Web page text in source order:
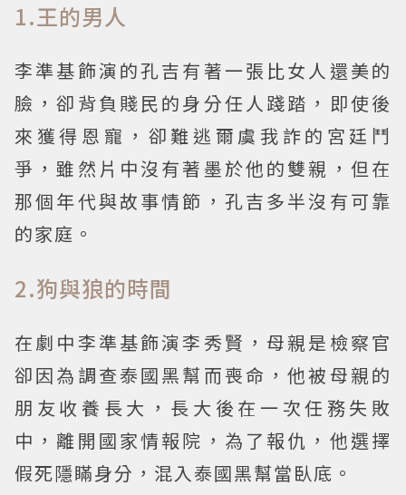
1.王的男人
李準基飾演的孔吉有著一張比女人還美的
臉，卻背負賤民的身分任人踐踏，即使後
來獲得恩寵，卻難逃爾虞我詐的宮廷鬥
爭，雖然片中沒有著墨於他的雙親，但在
那個年代與故事情節，孔吉多半沒有可靠
的家庭。
2.狗與狼的時間
在劇中李準基飾演李秀賢，母親是檢察官
卻因為調查泰國黑幫而喪命，他被母親的
朋友收養長大，長大後在一次任務失敗
中，離開國家情報院，為了報仇，他選擇
假死隱瞞身分，混入泰國黑幫當臥底。